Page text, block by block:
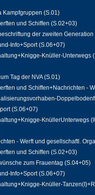
Kampfgruppen (S.01)
und Schiffen (S.02+03)
der zweiten
Info+Sport (S.06+07)
Knüller-Unterwegs
Tag der NVA (S.01)
und Schiffen+Nachrichten -
(S.06+07)
KnüllerUnterwegs
- Werft und gesellschaftl.
und Schiffen (S.02+03)
zum Frauentag (S.04+05)
Info+Sport (S.06+07)
Knüller-